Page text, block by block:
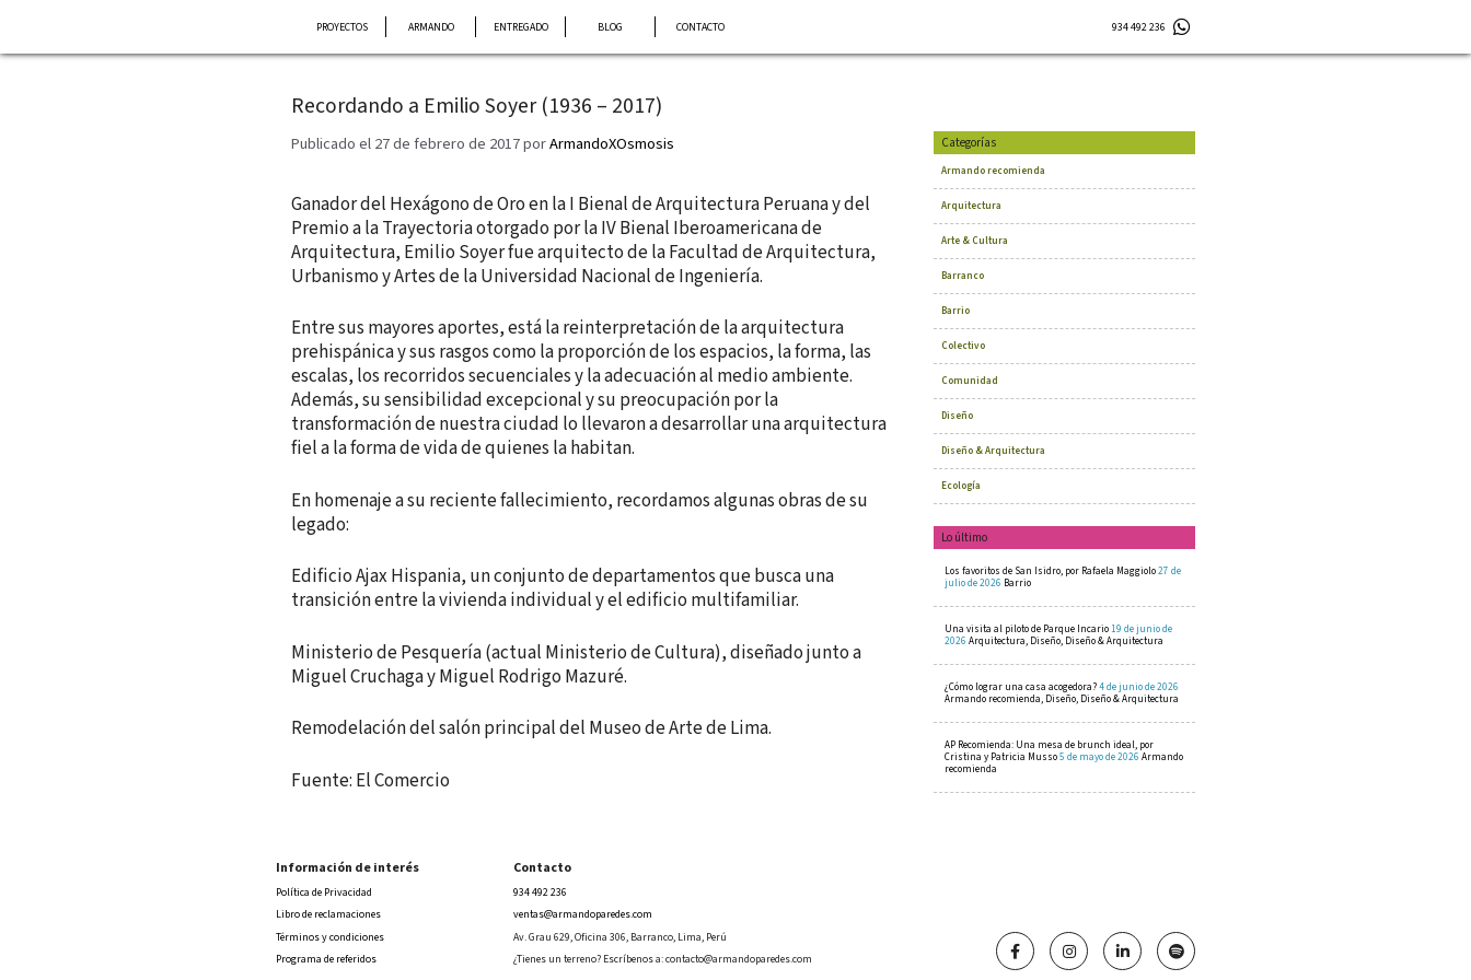
PROYECTOS ARMANDO ENTREGADO BLOG CONTACTO 934 492 236
contenido
Recordando a Emilio Soyer (1936 – 2017)
Publicado el 27 de febrero de 2017porArmandoXOsmosis
Ganador del Hexágono de Oro en la I Bienal de Arquitectura Peruana y del
Premio a la Trayectoria otorgado por la IV Bienal Iberoamericana de
Arquitectura, Emilio Soyer fue arquitecto de la Facultad de Arquitectura,
Urbanismo y Artes de la Universidad Nacional de Ingeniería.
Entre sus mayores aportes, está la reinterpretación de la arquitectura
prehispánica y sus rasgos como la proporción de los espacios, la forma, las
escalas, los recorridos secuenciales y la adecuación al medio ambiente.
Además, su sensibilidad excepcional y su preocupación por la
transformación de nuestra ciudad lo llevaron a desarrollar una arquitectura
fiel a la forma de vida de quienes la habitan.
En homenaje a su reciente fallecimiento, recordamos algunas obras de su
legado:
Edificio Ajax Hispania, un conjunto de departamentos que busca una
transición entre la vivienda individual y el edificio multifamiliar.
Ministerio de Pesquería (actual Ministerio de Cultura), diseñado junto a
Miguel Cruchaga y Miguel Rodrigo Mazuré.
Remodelación del salón principal del Museo de Arte de Lima.
Fuente: El Comercio
Categorías
Armando recomienda
Arquitectura
Arte & Cultura
Barranco
Barrio
Colectivo
Comunidad
Diseño
Diseño & Arquitectura
Ecología
Lo último
Los favoritos de San Isidro, por Rafaela Maggiolo27 de
julio de 2026 Barrio
Una visita al piloto de Parque Incario19 de junio de
2026 Arquitectura, Diseño, Diseño & Arquitectura
¿Cómo lograr una casa acogedora?4 de junio de 2026
Armando recomienda, Diseño, Diseño & Arquitectura
AP Recomienda: Una mesa de brunch ideal, por
Cristina y Patricia Musso5 de mayo de 2026 Armando
recomienda
Información de interés
Política de Privacidad
Libro de reclamaciones
Términos y condiciones
Programa de referidos
Contacto
934 492 236
ventas@armandoparedes.com
Av. Grau 629, Oficina 306, Barranco, Lima, Perú
¿Tienes un terreno? Escríbenos a:contacto@armandoparedes.com